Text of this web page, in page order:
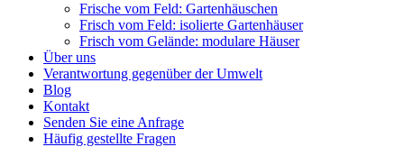
Frische vom Feld: Gartenhäuschen
Frisch vom Feld: isolierte Gartenhäuser
Frisch vom Gelände: modulare Häuser
Über uns
Verantwortung gegenüber der Umwelt
Blog
Kontakt
Senden Sie eine Anfrage
Häufig gestellte Fragen